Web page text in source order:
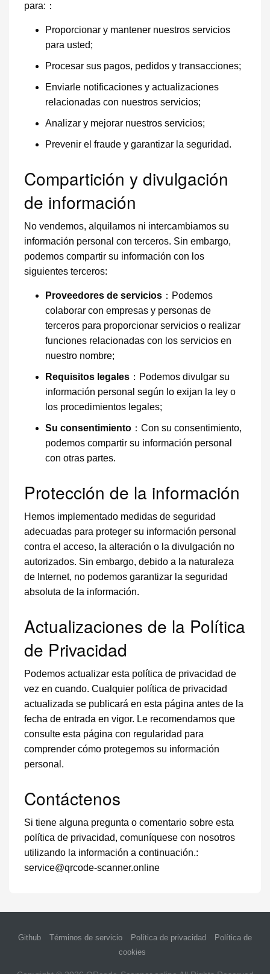
para:：
Proporcionar y mantener nuestros servicios
para usted;
Procesar sus pagos, pedidos y transacciones;
Enviarle notificaciones y actualizaciones
relacionadas con nuestros servicios;
Analizar y mejorar nuestros servicios;
Prevenir el fraude y garantizar la seguridad.
Compartición y divulgación
de información
No vendemos, alquilamos ni intercambiamos su
información personal con terceros. Sin embargo,
podemos compartir su información con los
siguientes terceros:
Proveedores de servicios ：Podemos
colaborar con empresas y personas de
terceros para proporcionar servicios o realizar
funciones relacionadas con los servicios en
nuestro nombre;
Requisitos legales ：Podemos divulgar su
información personal según lo exijan la ley o
los procedimientos legales;
Su consentimiento ：Con su consentimiento,
podemos compartir su información personal
con otras partes.
Protección de la información
Hemos implementado medidas de seguridad
adecuadas para proteger su información personal
contra el acceso, la alteración o la divulgación no
autorizados. Sin embargo, debido a la naturaleza
de Internet, no podemos garantizar la seguridad
absoluta de la información.
Actualizaciones de la Política
de Privacidad
Podemos actualizar esta política de privacidad de
vez en cuando. Cualquier política de privacidad
actualizada se publicará en esta página antes de la
fecha de entrada en vigor. Le recomendamos que
consulte esta página con regularidad para
comprender cómo protegemos su información
personal.
Contáctenos
Si tiene alguna pregunta o comentario sobre esta
política de privacidad, comuníquese con nosotros
utilizando la información a continuación.:
service@qrcode-scanner.online
Github Términos de servicio Política de privacidad
Política de
cookies